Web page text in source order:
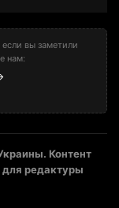
вы заметили
нам:
Контент
редактуры